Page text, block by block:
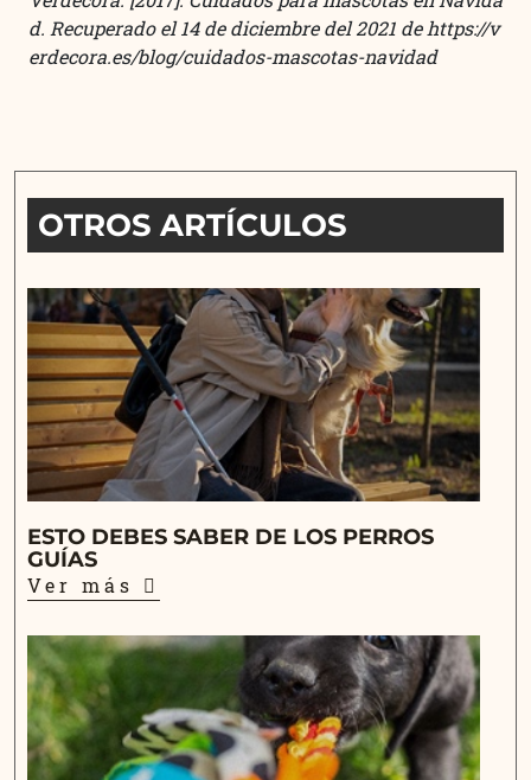
d. Recuperado el 14 de diciembre del 2021 dehttps://v
erdecora.es/blog/cuidados-mascotas-navidad
OTROS ARTÍCULOS
ESTO DEBES SABER DE LOS PERROS
GUÍAS
Ver más